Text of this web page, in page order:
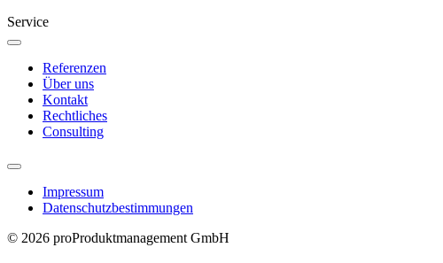
Service
Referenzen
Über uns
Kontakt
Rechtliches
Consulting
Impressum
Datenschutzbestimmungen
© 2026 proProduktmanagement GmbH